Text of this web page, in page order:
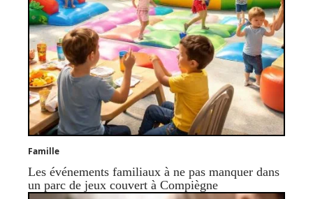
Famille
Les événements familiaux à ne pas manquer dans
un parc de jeux couvert à Compiègne